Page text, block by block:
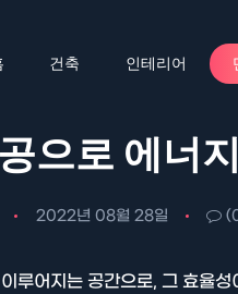
건축 인테리어
으로 에너
2022년 08월 28일
루어지는 공간으로, 그 효율